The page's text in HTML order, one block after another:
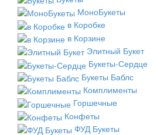
МоноБукеты
в Коробке
в Корзине
Элитный Букет
Букеты-Сердце
Букеты Баблс
Комплименты
Горшечные
Конфеты
ФУД Букеты